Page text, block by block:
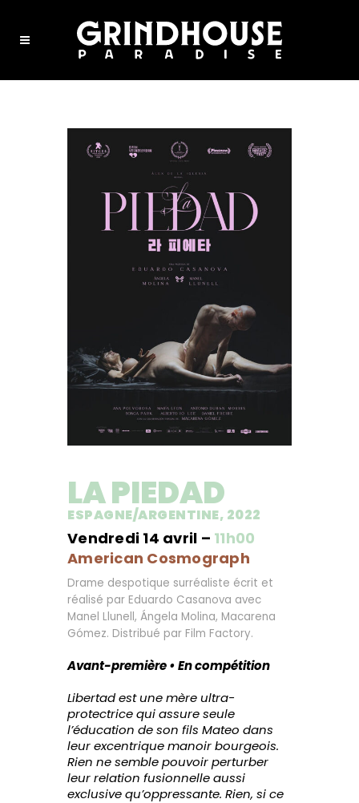
LA PIEDAD
ESPAGNE/ARGENTINE, 2022
Vendredi 14 avril – 11h00
American Cosmograph
Drame despotique surréaliste écrit et
réalisé par Eduardo Casanova avec
Manel Llunell, Ángela Molina, Macarena
Gómez. Distribué par Film Factory.
Avant-première • En compétition
Libertad est une mère ultra-
protectrice qui assure seule
l’éducation de son fils Mateo dans
leur excentrique manoir bourgeois.
Rien ne semble pouvoir perturber
leur relation fusionnelle aussi
exclusive qu’oppressante. Rien, si ce